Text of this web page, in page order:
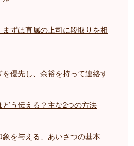
まずは直属の上司に段取りを相
を優先し、余裕を持って連絡す
どう伝える？主な2つの方法
象を与える、あいさつの基本